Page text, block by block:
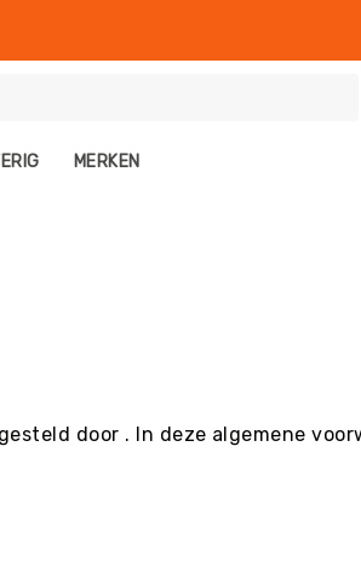
MERKEN
door . In deze algemene